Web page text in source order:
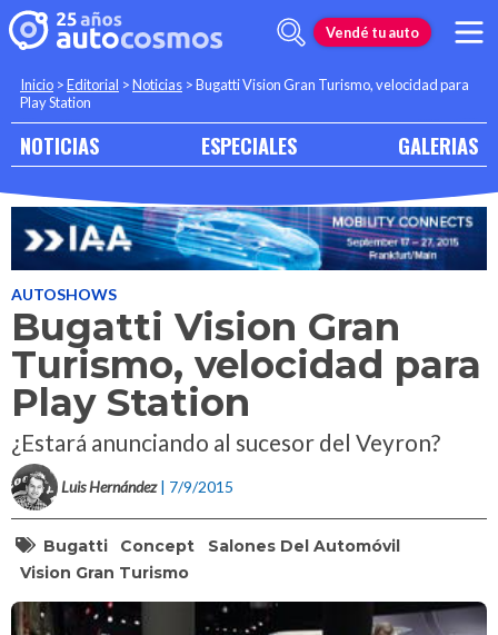
Vendé tu auto
Inicio >Editorial >Noticias >Bugatti Vision Gran Turismo, velocidad para
Play Station
NOTICIAS ESPECIALES GALERIAS
AUTOSHOWS
Bugatti Vision Gran
Turismo, velocidad para
Play Station
¿Estará anunciando al sucesor del Veyron?
Luis Hernández | 7/9/2015
Bugatti Concept
Salones Del Automóvil
Vision Gran Turismo